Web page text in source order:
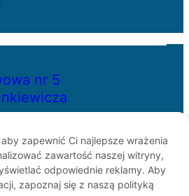
nr 5
29
07
zapewnić Ci najlepsze wrażenia
zawartość naszej witryny,
odpowiednie reklamy. Aby
zapoznaj się z naszą polityką